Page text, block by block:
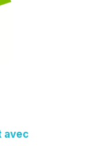
avec